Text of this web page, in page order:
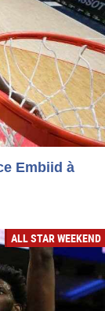
Embiid à
ALL STAR WEEKEND